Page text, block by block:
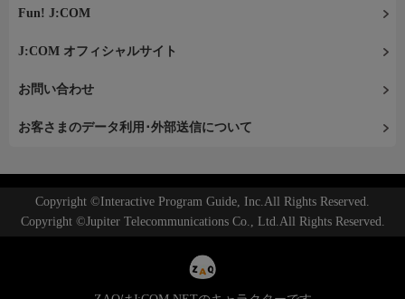
Fun! J:COM
J:COM オフィシャルサイト
お問い合わせ
お客さまのデータ利用･外部送信について
Copyright ©Interactive Program Guide, Inc.All Rights Reserved.
Copyright ©Jupiter Telecommunications Co., Ltd.All Rights Reserved.